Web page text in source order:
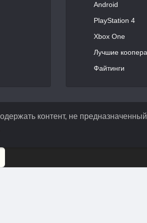
Android
PlayStation 4
Xbox One
Лучшие
Файтинги